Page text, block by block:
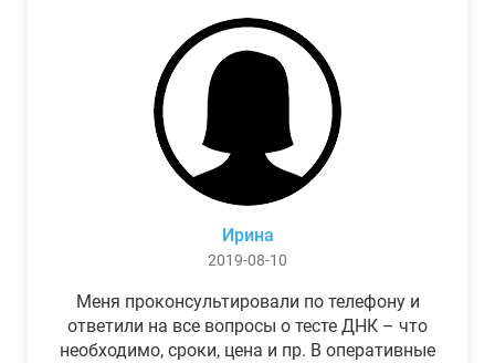
Ирина
2019-08-10
Меня проконсультировали по телефону и
ответили на все вопросы о тесте ДНК – что
необходимо, сроки, цена и пр. В оперативные